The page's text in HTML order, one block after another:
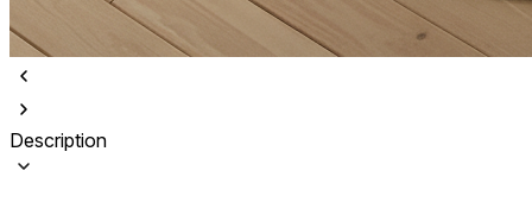
Description